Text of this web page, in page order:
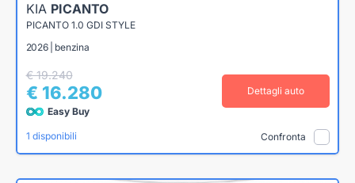
KIA PICANTO
PICANTO 1.0 GDI STYLE
2026 | benzina
€ 19.240
€ 16.280
Easy Buy
Dettagli auto
1 disponibili Confronta